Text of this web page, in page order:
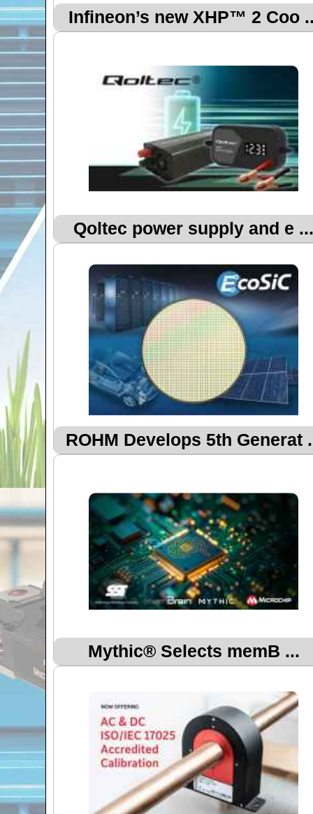
Infineon’s new XHP™ 2 Coo
Qoltec power supply and e ...
ROHM Develops 5th Generat
Mythic® Selects memB ...